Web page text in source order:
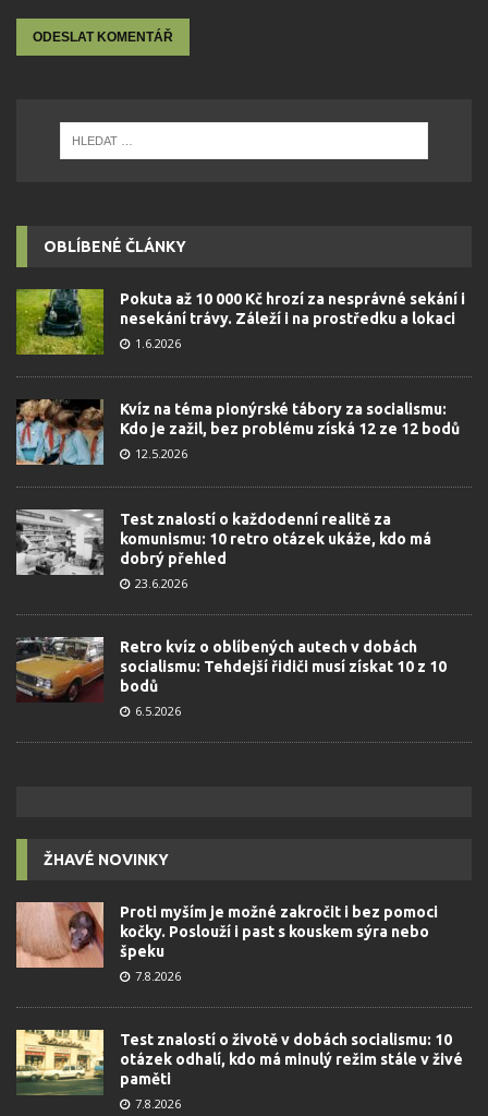
OBLÍBENÉ ČLÁNKY
Pokuta až 10 000 Kč hrozí za nesprávné sekání i
nesekání trávy. Záleží i na prostředku a lokaci
1.6.2026
Kvíz na téma pionýrské tábory za socialismu:
Kdo je zažil, bez problému získá 12 ze 12 bodů
12.5.2026
Test znalostí o každodenní realitě za
komunismu: 10 retro otázek ukáže, kdo má
dobrý přehled
23.6.2026
Retro kvíz o oblíbených autech v dobách
socialismu: Tehdejší řidiči musí získat 10 z 10
bodů
6.5.2026
ŽHAVÉ NOVINKY
Proti myším je možné zakročit i bez pomoci
kočky. Poslouží i past s kouskem sýra nebo
špeku
7.8.2026
Test znalostí o životě v dobách socialismu: 10
otázek odhalí, kdo má minulý režim stále v živé
paměti
7.8.2026